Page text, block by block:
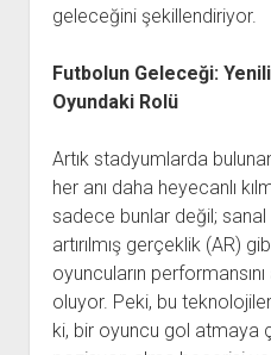
geleceğini şekillendiriyor.
Futbolun Geleceği:
Oyundaki Rolü
Artık stadyumlarda
her anı daha heyecanlı
sadece bunlar değil;
artırılmış gerçeklik (AR)
oyuncuların
oluyor. Peki, bu teknolojiler
ki, bir oyuncu gol atmaya